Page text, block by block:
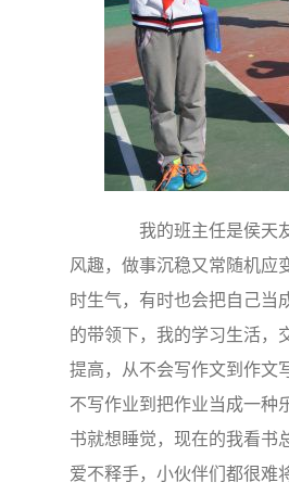
我的班主任是侯天
风趣，做事沉稳又常随机应
时生气，有时也会把自己当
的带领下，我的学习生活，
提高，从不会写作文到作文
不写作业到把作业当成一种
书就想睡觉，现在的我看书
爱不释手，小伙伴们都很难